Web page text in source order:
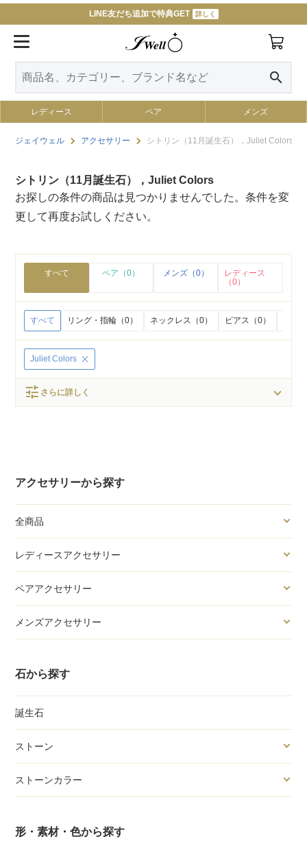
LINE友だち追加で特典GET 詳しく
search
レディース ペア メンズ
ジェイウェル アクセサリー シトリン（11月誕生石），Juliet Colors
アクセサリーから探す
全商品
レディースアクセサリー
ペアアクセサリー
メンズアクセサリー
石から探す
誕生石
ストーン
ストーンカラー
形・素材・色から探す
シトリン（11月誕生石），Juliet Colors
お探しの条件の商品は見つかりませんでした。条件を変
更して再度お試しください。
すべて ペア（0） メンズ（0）
レディース
（0）
すべて リング・指輪（0） ネックレス（0） ピアス（0）
Juliet Colors
tune さらに詳しく